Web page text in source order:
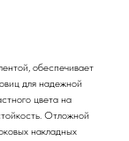
обеспечивает
для надежной
цвета на
Отложной
накладных